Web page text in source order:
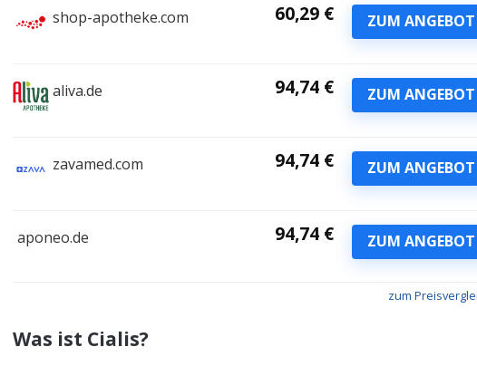
shop-apotheke.com ZUM ANGEBOT
60,29 €
aliva.de ZUM ANGEBOT
94,74 €
zavamed.com ZUM ANGEBOT
94,74 €
aponeo.de ZUM ANGEBOT
94,74 €
zum
Was ist Cialis?